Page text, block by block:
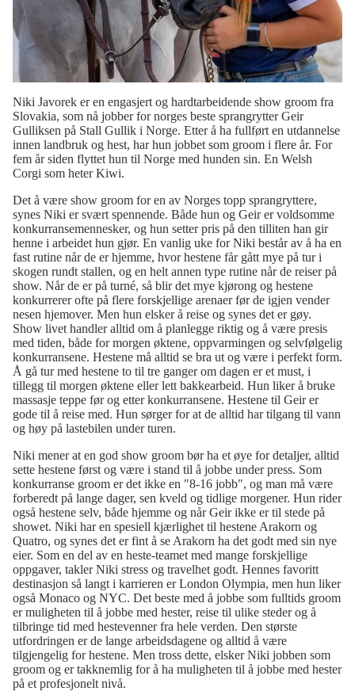
Niki Javorek er en engasjert og hardtarbeidende show groom fra
Slovakia, som nå jobber for norges beste sprangrytter Geir
Gulliksen på Stall Gullik i Norge. Etter å ha fullført en utdannelse
innen landbruk og hest, har hun jobbet som groom i flere år. For
fem år siden flyttet hun til Norge med hunden sin. En Welsh
Corgi som heter Kiwi.
Det å være show groom for en av Norges topp sprangryttere,
synes Niki er svært spennende. Både hun og Geir er voldsomme
konkurransemennesker, og hun setter pris på den tilliten han gir
henne i arbeidet hun gjør. En vanlig uke for Niki består av å ha en
fast rutine når de er hjemme, hvor hestene får gått mye på tur i
skogen rundt stallen, og en helt annen type rutine når de reiser på
show. Når de er på turné, så blir det mye kjørong og hestene
konkurrerer ofte på flere forskjellige arenaer før de igjen vender
nesen hjemover. Men hun elsker å reise og synes det er gøy.
Show livet handler alltid om å planlegge riktig og å være presis
med tiden, både for morgen øktene, oppvarmingen og selvfølgelig
konkurransene. Hestene må alltid se bra ut og være i perfekt form.
Å gå tur med hestene to til tre ganger om dagen er et must, i
tillegg til morgen øktene eller lett bakkearbeid. Hun liker å bruke
massasje teppe før og etter konkurransene. Hestene til Geir er
gode til å reise med. Hun sørger for at de alltid har tilgang til vann
og høy på lastebilen under turen.
Niki mener at en god show groom bør ha et øye for detaljer, alltid
sette hestene først og være i stand til å jobbe under press. Som
konkurranse groom er det ikke en "8-16 jobb", og man må være
forberedt på lange dager, sen kveld og tidlige morgener. Hun rider
også hestene selv, både hjemme og når Geir ikke er til stede på
showet. Niki har en spesiell kjærlighet til hestene Arakorn og
Quatro, og synes det er fint å se Arakorn ha det godt med sin nye
eier. Som en del av en heste-teamet med mange forskjellige
oppgaver, takler Niki stress og travelhet godt. Hennes favoritt
destinasjon så langt i karrieren er London Olympia, men hun liker
også Monaco og NYC. Det beste med å jobbe som fulltids groom
er muligheten til å jobbe med hester, reise til ulike steder og å
tilbringe tid med hestevenner fra hele verden. Den største
utfordringen er de lange arbeidsdagene og alltid å være
tilgjengelig for hestene. Men tross dette, elsker Niki jobben som
groom og er takknemlig for å ha muligheten til å jobbe med hester
på et profesjonelt nivå.